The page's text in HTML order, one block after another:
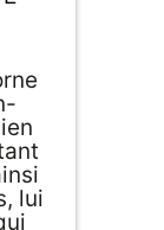
lui